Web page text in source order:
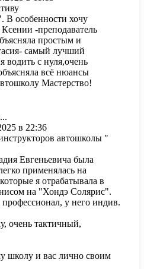
В особенности хочу
-преподаватель
простым и
самый лучший
водить с нуля,очень
всё нюансы
Мастерство!
в 22:36
автошколы "
Евгеньевича была
применялась на
я отрабатывала в
на "Хондэ Солярис".
у него индив.
очень тактичный,
школу и вас лично своим